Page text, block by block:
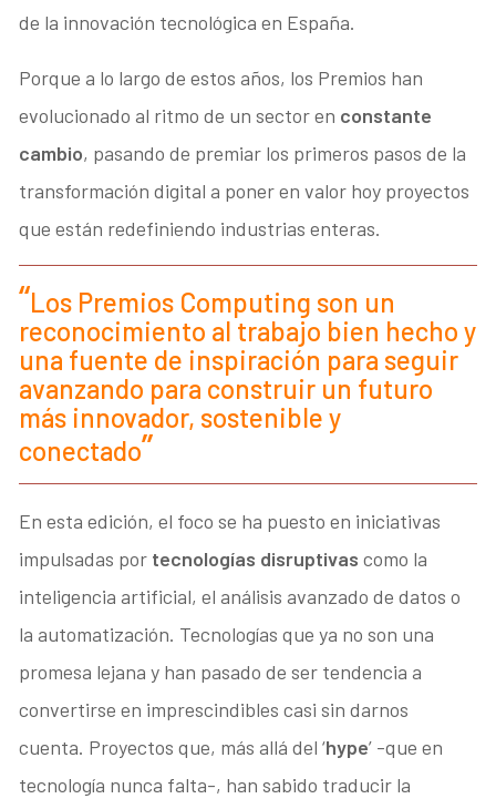
de la innovación tecnológica en España.
Porque a lo largo de estos años, los Premios han
evolucionado al ritmo de un sector en constante
cambio, pasando de premiar los primeros pasos de la
transformación digital a poner en valor hoy proyectos
que están redefiniendo industrias enteras.
Los Premios Computing son un
reconocimiento al trabajo bien hecho y
una fuente de inspiración para seguir
avanzando para construir un futuro
más innovador, sostenible y
conectado
En esta edición, el foco se ha puesto en iniciativas
impulsadas por tecnologías disruptivas como la
inteligencia artificial, el análisis avanzado de datos o
la automatización. Tecnologías que ya no son una
promesa lejana y han pasado de ser tendencia a
convertirse en imprescindibles casi sin darnos
cuenta. Proyectos que, más allá del ‘hype’ -que en
tecnología nunca falta-, han sabido traducir la